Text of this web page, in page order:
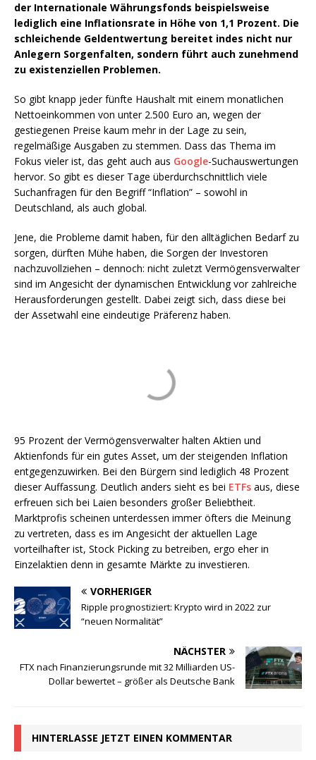
der Internationale Währungsfonds beispielsweise
lediglich eine Inflationsrate in Höhe von 1,1 Prozent. Die
schleichende Geldentwertung bereitet indes nicht nur
Anlegern Sorgenfalten, sondern führt auch zunehmend
zu existenziellen Problemen.
So gibt knapp jeder fünfte Haushalt mit einem monatlichen
Nettoeinkommen von unter 2.500 Euro an, wegen der
gestiegenen Preise kaum mehr in der Lage zu sein,
regelmäßige Ausgaben zu stemmen. Dass das Thema im
Fokus vieler ist, das geht auch aus Google-Suchauswertungen
hervor. So gibt es dieser Tage überdurchschnittlich viele
Suchanfragen für den Begriff “Inflation” – sowohl in
Deutschland, als auch global.
Jene, die Probleme damit haben, für den alltäglichen Bedarf zu
sorgen, dürften Mühe haben, die Sorgen der Investoren
nachzuvollziehen – dennoch: nicht zuletzt Vermögensverwalter
sind im Angesicht der dynamischen Entwicklung vor zahlreiche
Herausforderungen gestellt. Dabei zeigt sich, dass diese bei
der Assetwahl eine eindeutige Präferenz haben.
95 Prozent der Vermögensverwalter halten Aktien und
Aktienfonds für ein gutes Asset, um der steigenden Inflation
entgegenzuwirken. Bei den Bürgern sind lediglich 48 Prozent
dieser Auffassung. Deutlich anders sieht es bei ETFs aus, diese
erfreuen sich bei Laien besonders großer Beliebtheit.
Marktprofis scheinen unterdessen immer öfters die Meinung
zu vertreten, dass es im Angesicht der aktuellen Lage
vorteilhafter ist, Stock Picking zu betreiben, ergo eher in
Einzelaktien denn in gesamte Märkte zu investieren.
VORHERIGER
Ripple prognostiziert: Krypto wird in 2022 zur
“neuen Normalität”
NÄCHSTER
FTX nach Finanzierungsrunde mit 32 Milliarden US-
Dollar bewertet – größer als Deutsche Bank
HINTERLASSE JETZT EINEN KOMMENTAR